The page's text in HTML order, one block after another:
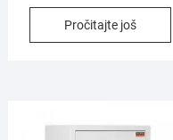
Pročitajte još